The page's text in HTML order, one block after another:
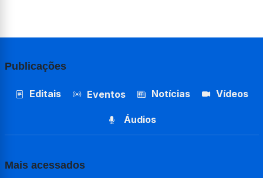
Publicações
Editais Eventos Notícias Vídeos
Áudios
Mais acessados